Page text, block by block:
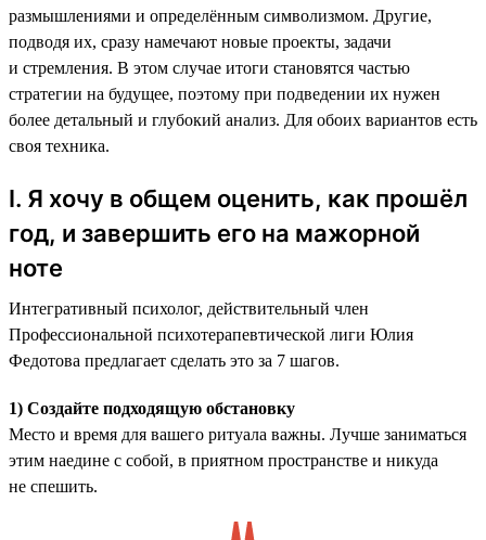
размышлениями и определённым символизмом. Другие,
подводя их, сразу намечают новые проекты, задачи
и стремления. В этом случае итоги становятся частью
стратегии на будущее, поэтому при подведении их нужен
более детальный и глубокий анализ. Для обоих вариантов есть
своя техника.
I. Я хочу в общем оценить, как прошёл
год, и завершить его на мажорной
ноте
Интегративный психолог, действительный член
Профессиональной психотерапевтической лиги Юлия
Федотова предлагает сделать это за 7 шагов.
1) Создайте подходящую обстановку
Место и время для вашего ритуала важны. Лучше заниматься
этим наедине с собой, в приятном пространстве и никуда
не спешить.